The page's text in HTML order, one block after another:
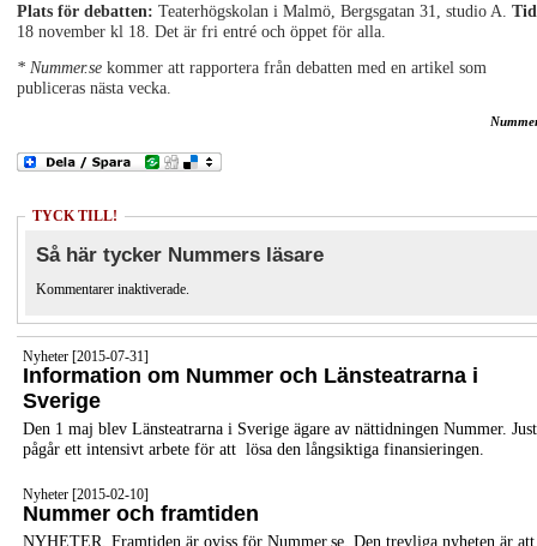
Plats för debatten: Teaterhögskolan i Malmö, Bergsgatan 31, studio A. Tid
18 november kl 18. Det är fri entré och öppet för alla.
* Nummer.se kommer att rapportera från debatten med en artikel som
publiceras nästa vecka.
TYCK TILL!
Så här tycker Nummers läsare
Kommentarer inaktiverade.
Nyheter [2015-07-31]
Information om Nummer och Länsteatrarna i
Sverige
Den 1 maj blev Länsteatrarna i Sverige ägare av nättidningen Nummer.
pågår ett intensivt arbete för att lösa den långsiktiga finansieringen.
Nyheter [2015-02-10]
Nummer och framtiden
NYHETER. Framtiden är oviss för Nummer.se. Den trevliga nyheten är att